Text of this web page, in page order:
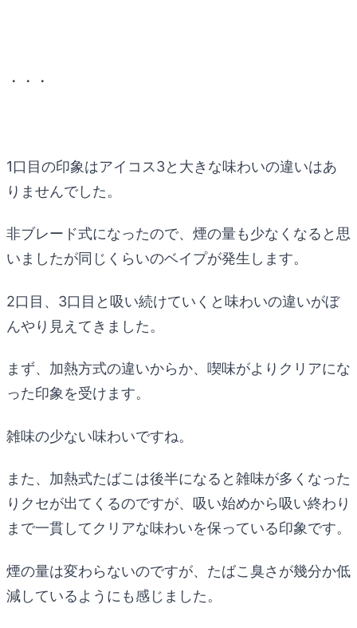
・・・
1口目の印象はアイコス3と大きな味わいの違いはあ
りませんでした。
非ブレード式になったので、煙の量も少なくなると思
いましたが同じくらいのベイプが発生します。
2口目、3口目と吸い続けていくと味わいの違いがぼ
んやり見えてきました。
まず、加熱方式の違いからか、喫味がよりクリアにな
った印象を受けます。
雑味の少ない味わいですね。
また、加熱式たばこは後半になると雑味が多くなった
りクセが出てくるのですが、吸い始めから吸い終わり
まで一貫してクリアな味わいを保っている印象です。
煙の量は変わらないのですが、たばこ臭さが幾分か低
減しているようにも感じました。